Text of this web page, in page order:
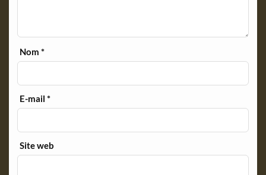
Nom*
E-mail*
Site web